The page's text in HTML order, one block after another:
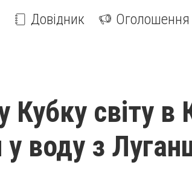
Довідник Оголошення
Кубку світу в
у воду з